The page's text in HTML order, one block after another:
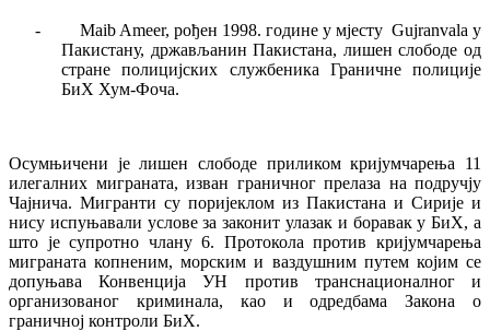
- Maib Ameer, рођен 1998. године у мјесту Gujranvala у
Пакистану, држављанин Пакистана, лишен слободе од
стране полицијских службеника Граничне полиције
БиХ Хум-Фоча.
Осумњичени је лишен слободе приликом кријумчарења 11
илегалних миграната, изван граничног прелаза на подручју
Чајнича. Мигранти су поријеклом из Пакистана и Сирије и
нису испуњавали услове за законит улазак и боравак у БиХ, а
што је супротно члану 6. Протокола против кријумчарења
миграната копненим, морским и ваздушним путем којим се
допуњава Конвенција УН против транснационалног и
организованог криминала, као и одредбама Закона о
граничној контроли БиХ.